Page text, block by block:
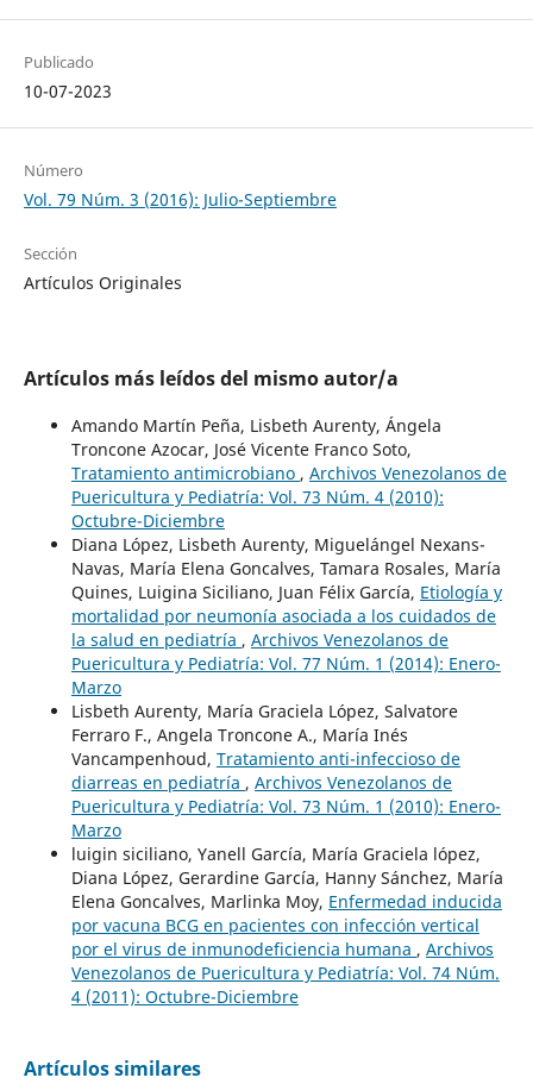
Publicado
10-07-2023
Número
Vol. 79 Núm. 3 (2016): Julio-Septiembre
Sección
Artículos Originales
Artículos más leídos del mismo autor/a
Amando Martín Peña, Lisbeth Aurenty, Ángela
Troncone Azocar, José Vicente Franco Soto,
Tratamiento antimicrobiano , Archivos Venezolanos de
Puericultura y Pediatría: Vol. 73 Núm. 4 (2010):
Octubre-Diciembre
Diana López, Lisbeth Aurenty, Miguelángel Nexans-
Navas, María Elena Goncalves, Tamara Rosales, María
Quines, Luigina Siciliano, Juan Félix García, Etiología y
mortalidad por neumonía asociada a los cuidados de
la salud en pediatría , Archivos Venezolanos de
Puericultura y Pediatría: Vol. 77 Núm. 1 (2014): Enero-
Marzo
Lisbeth Aurenty, María Graciela López, Salvatore
Ferraro F., Angela Troncone A., María Inés
Vancampenhoud, Tratamiento anti-infeccioso de
diarreas en pediatría , Archivos Venezolanos de
Puericultura y Pediatría: Vol. 73 Núm. 1 (2010): Enero-
Marzo
luigin siciliano, Yanell García, María Graciela lópez,
Diana López, Gerardine García, Hanny Sánchez, María
Elena Goncalves, Marlinka Moy, Enfermedad inducida
por vacuna BCG en pacientes con infección vertical
por el virus de inmunodeficiencia humana , Archivos
Venezolanos de Puericultura y Pediatría: Vol. 74 Núm.
4 (2011): Octubre-Diciembre
Artículos similares